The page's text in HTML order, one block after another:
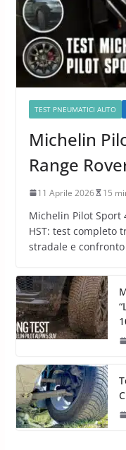
TEST PNEUMATICI AUTO
Michelin
Range
11 Aprile 2026 15
Michelin Pilot Sport
HST: test completo
stradale e